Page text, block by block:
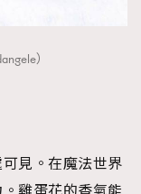
）
見。在魔法世界